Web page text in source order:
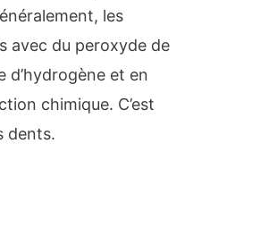
les
avec du peroxyde de
d’hydrogène et en
chimique. C’est
dents.